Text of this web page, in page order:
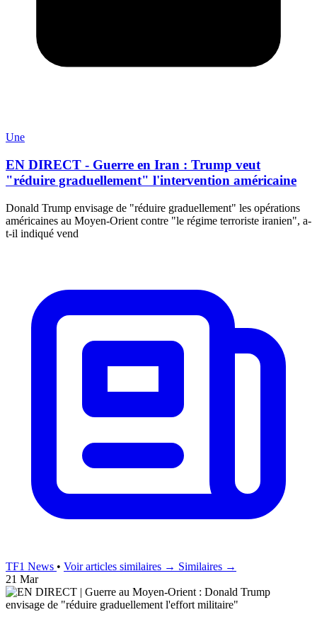
Une
EN DIRECT - Guerre en Iran : Trump veut
"réduire graduellement" l'intervention américaine
Donald Trump envisage de "réduire graduellement" les opérations
américaines au Moyen-Orient contre "le régime terroriste iranien", a-
t-il indiqué vend
TF1 News • Voir articles similaires → Similaires →
21 Mar